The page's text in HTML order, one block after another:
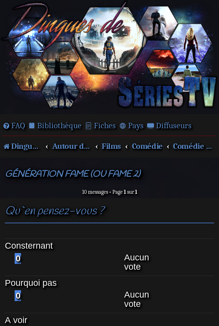
FAQ Bibliothèque Fiches Pays Diffuseurs
Dingues de séries télé ! Autour des films et séries Films Comédie Comédie musicale
GÉNÉRATION FAME (OU FAME 2)
10 messages • Page1sur1
Qu`en pensez-vous ?
Consternant
0
Aucun
vote
Pourquoi pas
0
Aucun
vote
A voir